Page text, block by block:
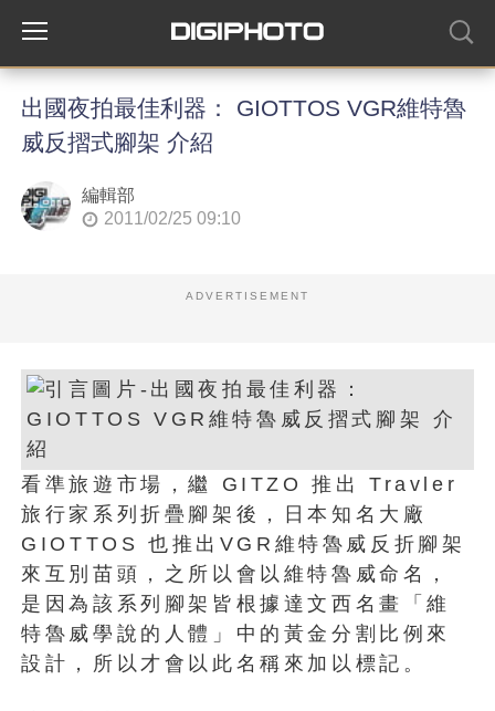
出國夜拍最佳利器： GIOTTOS VGR維特魯
威反摺式腳架 介紹
編輯部
2011/02/25 09:10
ADVERTISEMENT
看準旅遊市場，繼 GITZO 推出 Travler
旅行家系列折疊腳架後，日本知名大廠
GIOTTOS 也推出VGR維特魯威反折腳架
來互別苗頭，之所以會以維特魯威命名，
是因為該系列腳架皆根據達文西名畫「維
特魯威學說的人體」中的黃金分割比例來
設計，所以才會以此名稱來加以標記。